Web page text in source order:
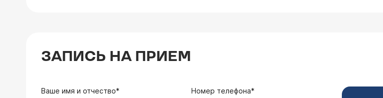
ЗАПИСЬ НА ПРИЕМ
Ваше имя и отчество* Номер телефона*